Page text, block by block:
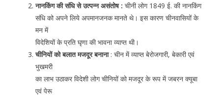
नानकिंग की संधि से उत्पन्न असंतोष : चीनी लोग 1849 ई. की नानकिंग
संधि को अपने लिये अपमानजनक मानते थे। इस कारण चीनवासियों के
मन में
विदेशियों के प्रति घृणा की भावना व्याप्त थी।
चीनियों को बलात मजदूर बनाना : चीन में व्याप्त बेरोजगारी, बेकारी एवं
भुखमरी
का लाभ उठाकर विदेशी लोग चीनियों को मजदूर के रूप में जबरन क्यूबा
एवं पेरू